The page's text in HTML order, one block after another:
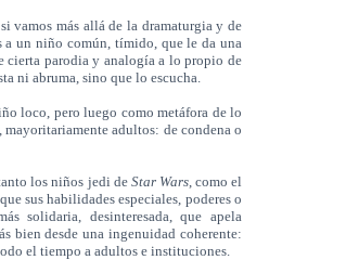
vamos más allá de la dramaturgia y de
a un niño común, tímido, que le da una
cierta parodia y analogía a lo propio de
ni abruma, sino que lo escucha.
loco, pero luego como metáfora de lo
adultos: de condena o
los niños jedi deStar Wars, como el
sus habilidades especiales, poderes o
solidaria, desinteresada, que apela
bien desde una ingenuidad coherente:
el tiempo a adultos e instituciones.